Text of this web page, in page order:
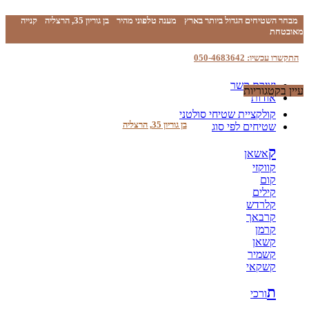
מבחר השטיחים הגדול ביותר בארץ מענה טלפוני מהיר בן גוריון 35, הרצליה
קנייה
מאובטחת
התקשרו עכשיו: 050-4683642
יצירת קשר
אודות
בן גוריון 35, הרצליה
עיין בקטגוריות
קולקציית שטיחי סולטני
שטיחים לפי סוג
קאשאן
קווקזי
קום
קילים
קלרדש
קרבאך
קרמן
קשאן
קשמיר
קשקאי
תורכי